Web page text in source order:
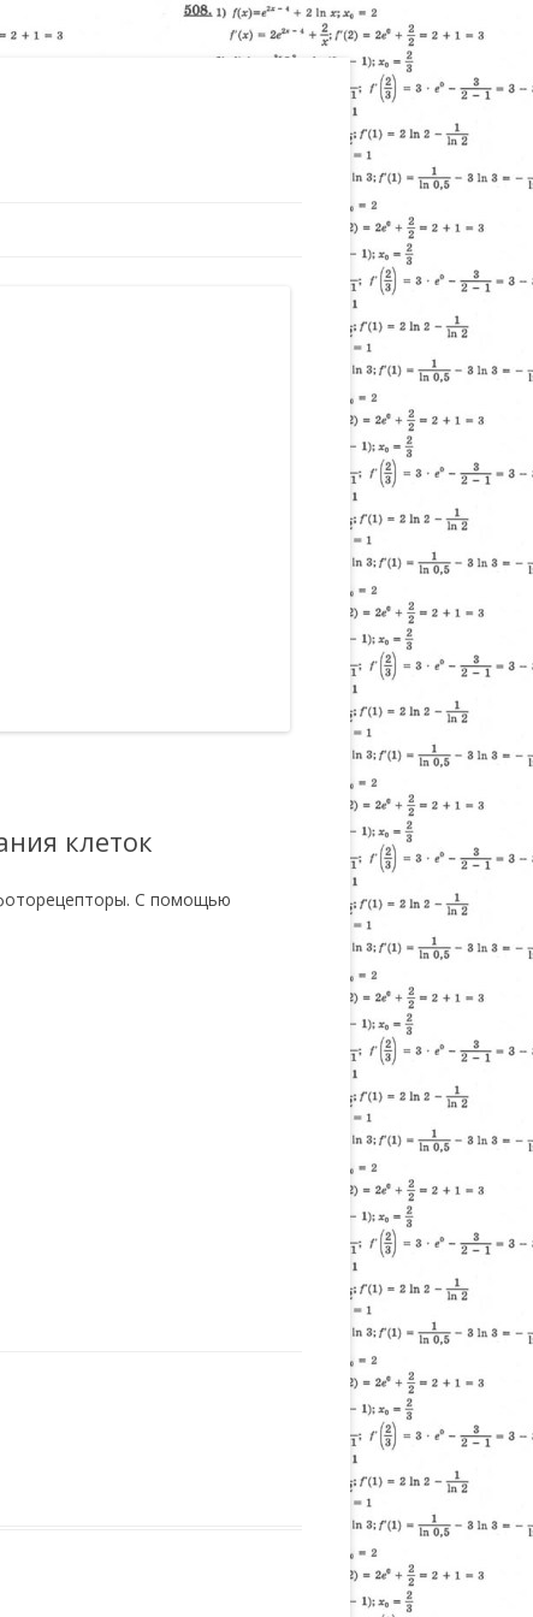
клеток
С помощью